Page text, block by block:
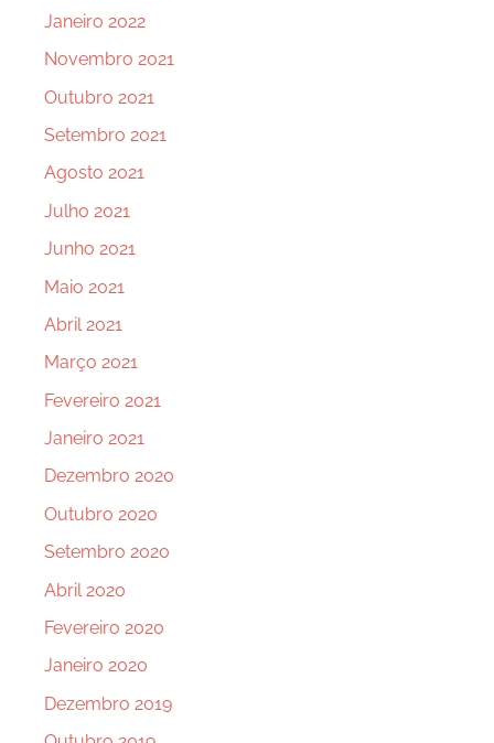
Janeiro 2022
Novembro 2021
Outubro 2021
Setembro 2021
Agosto 2021
Julho 2021
Junho 2021
Maio 2021
Abril 2021
Março 2021
Fevereiro 2021
Janeiro 2021
Dezembro 2020
Outubro 2020
Setembro 2020
Abril 2020
Fevereiro 2020
Janeiro 2020
Dezembro 2019